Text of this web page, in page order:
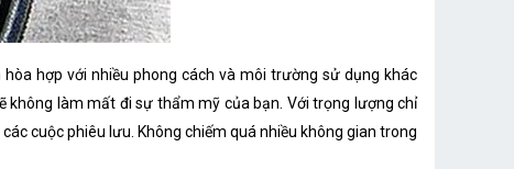
hợp với nhiều phong cách và môi trường sử dụng khác
không làm mất đi sự thẩm mỹ của bạn. Với trọng lượng chỉ
cuộc phiêu lưu. Không chiếm quá nhiều không gian trong